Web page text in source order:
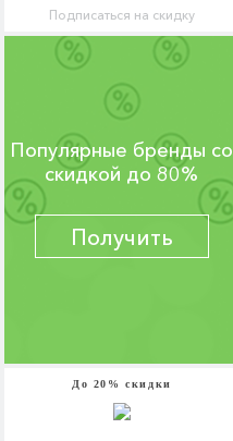
Подписаться на скидку
Популярные бренды со
скидкой до 80%
Получить
До 20% скидки